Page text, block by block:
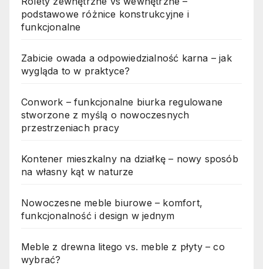
podstawowe różnice konstrukcyjne i
funkcjonalne
Zabicie owada a odpowiedzialność karna – jak
wygląda to w praktyce?
Conwork – funkcjonalne biurka regulowane
stworzone z myślą o nowoczesnych
przestrzeniach pracy
Kontener mieszkalny na działkę – nowy sposób
na własny kąt w naturze
Nowoczesne meble biurowe – komfort,
funkcjonalność i design w jednym
Meble z drewna litego vs. meble z płyty – co
wybrać?